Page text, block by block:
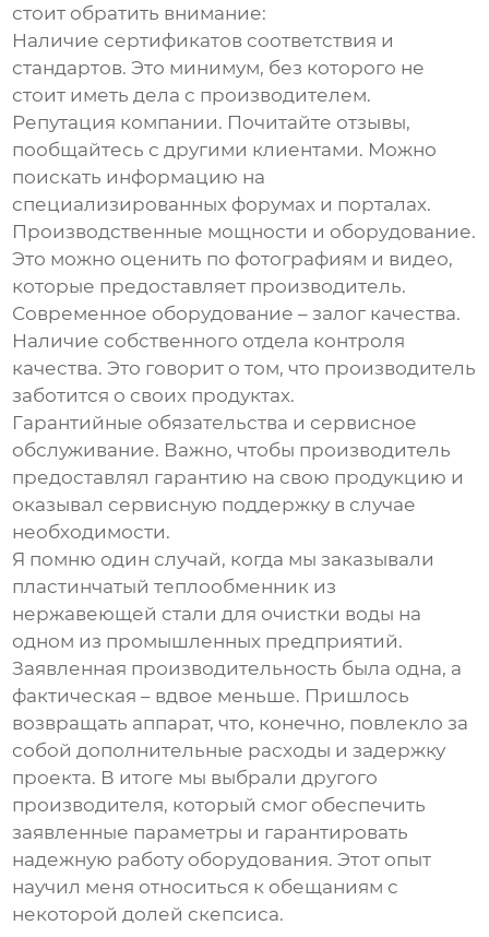
стоит обратить внимание:
Наличие сертификатов соответствия и
стандартов. Это минимум, без которого не
стоит иметь дела с производителем.
Репутация компании. Почитайте отзывы,
пообщайтесь с другими клиентами. Можно
поискать информацию на
специализированных форумах и порталах.
Производственные мощности и оборудование.
Это можно оценить по фотографиям и видео,
которые предоставляет производитель.
Современное оборудование – залог качества.
Наличие собственного отдела контроля
качества. Это говорит о том, что производитель
заботится о своих продуктах.
Гарантийные обязательства и сервисное
обслуживание. Важно, чтобы производитель
предоставлял гарантию на свою продукцию и
оказывал сервисную поддержку в случае
необходимости.
Я помню один случай, когда мы заказывали
пластинчатый теплообменник из
нержавеющей стали для очистки воды на
одном из промышленных предприятий.
Заявленная производительность была одна, а
фактическая – вдвое меньше. Пришлось
возвращать аппарат, что, конечно, повлекло за
собой дополнительные расходы и задержку
проекта. В итоге мы выбрали другого
производителя, который смог обеспечить
заявленные параметры и гарантировать
надежную работу оборудования. Этот опыт
научил меня относиться к обещаниям с
некоторой долей скепсиса.